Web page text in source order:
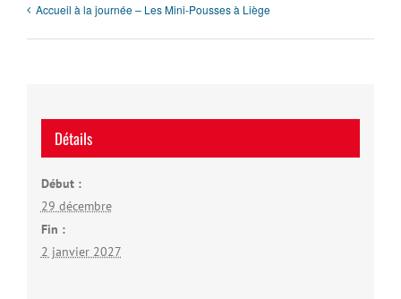
Accueil à la journée – Les Mini-Pousses à Liège
Détails
Début :
29 décembre
Fin :
2 janvier 2027